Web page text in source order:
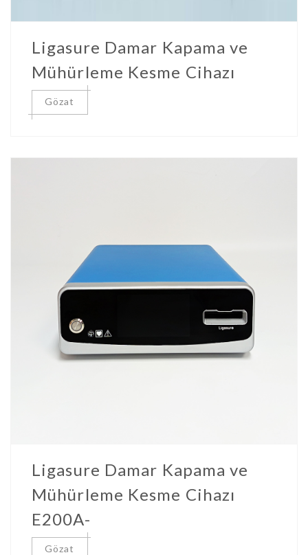
Ligasure Damar Kapama ve
Mühürleme Kesme Cihazı
Gözat
Ligasure Damar Kapama ve
Mühürleme Kesme Cihazı
E200A-
Gözat